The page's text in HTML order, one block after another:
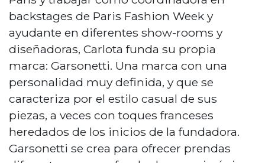
backstages de Paris Fashion Week y
ayudante en diferentes show-rooms y
diseñadoras, Carlota funda su propia
marca: Garsonetti. Una marca con una
personalidad muy definida, y que se
caracteriza por el estilo casual de sus
piezas, a veces con toques franceses
heredados de los inicios de la fundadora.
Garsonetti se crea para ofrecer prendas